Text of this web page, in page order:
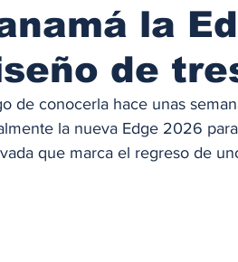
la
de
de conocerla hace unas
la nueva Edge 2026
que marca el regreso de